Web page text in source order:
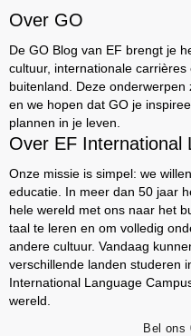
Over GO
De GO Blog van EF brengt je
cultuur, internationale
buitenland. Deze
en we hopen dat GO je
plannen in je leven.
Over EF International
Onze missie is simpel: we
educatie. In meer dan 50 jaar
hele wereld met ons naar het
taal te leren en om volledig
andere cultuur. Vandaag
verschillende landen studeren
International Language
wereld.
Bel ons